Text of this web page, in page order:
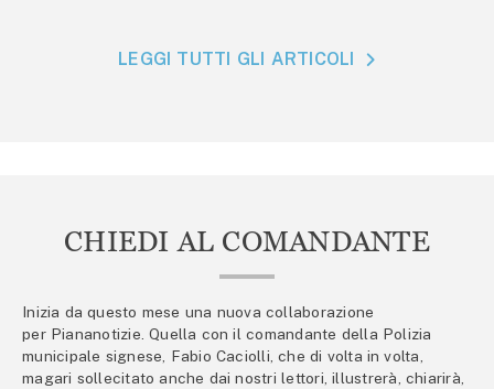
LEGGI TUTTI GLI ARTICOLI
CHIEDI AL COMANDANTE
Inizia da questo mese una nuova collaborazione
per Piananotizie. Quella con il comandante della Polizia
municipale signese, Fabio Caciolli, che di volta in volta,
magari sollecitato anche dai nostri lettori, illustrerà, chiarirà,